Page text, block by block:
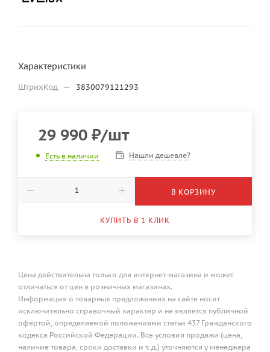
Характеристики
ШтрихКод — 3830079121293
29 990 ₽/шт
Есть в наличии Нашли дешевле?
В КОРЗИНУ
КУПИТЬ В 1 КЛИК
Цена действительна только для интернет-магазина и может
отличаться от цен в розничных магазинах.
Информация о товарных предложениях на сайте носит
исключительно справочный характер и не является публичной
офертой, определяемой положениями статьи 437 Гражданского
кодекса Российской Федерации. Все условия продажи (цена,
наличие товара, сроки доставки и т. д.) уточняются у менеджера